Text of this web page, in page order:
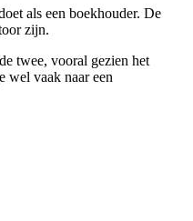
als een boekhouder. De
zijn.
twee, vooral gezien het
wel vaak naar een